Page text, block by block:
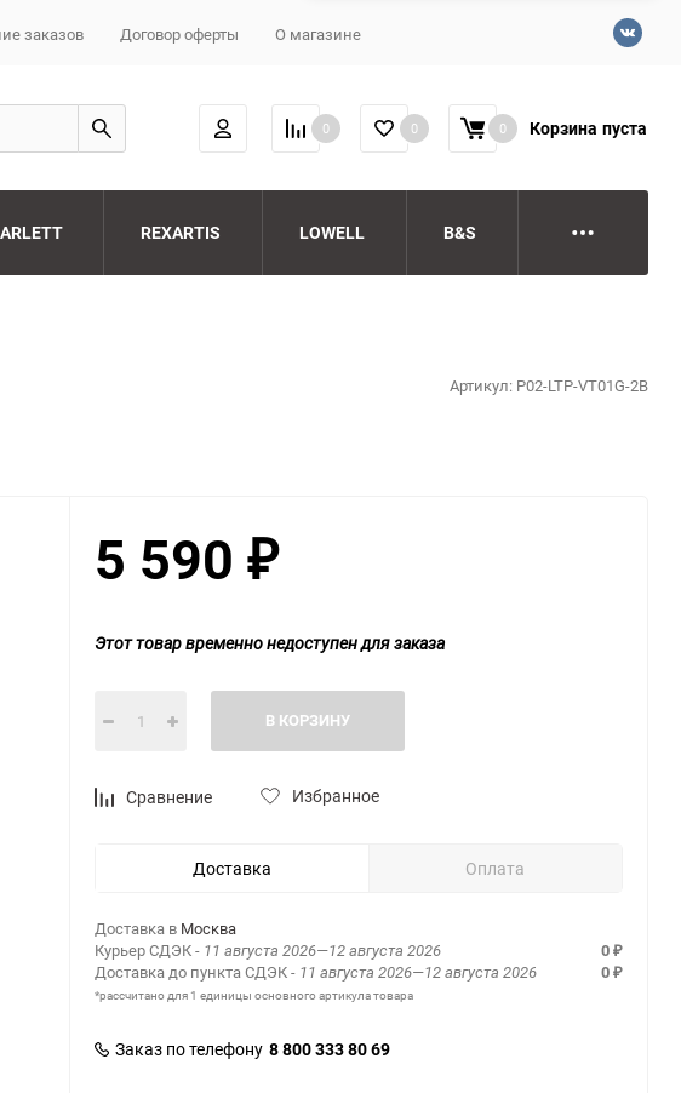
заказов Договор оферты О магазине
0 0 0 Корзина пуста
REXARTIS LOWELL B&S
Артикул: P02-LTP-VT01G-2B
5 590 ₽
Этот товар временно недоступен для заказа
В КОРЗИНУ
Сравнение Избранное
Доставка Оплата
Доставка в Москва
Курьер СДЭК- 11 августа 2026—12 августа 2026 0 ₽
Доставка до пункта СДЭК- 11 августа 2026—12 августа 2026 0 ₽
*рассчитано для 1 единицы основного артикула товара
Заказ по телефону 8 800 333 80 69